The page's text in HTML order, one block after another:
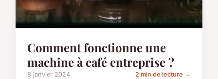
Comment fonctionne une
machine à café entreprise ?
8 janvier 2024 2 min de lecture →